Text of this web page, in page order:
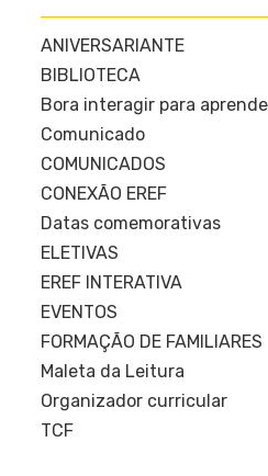
ANIVERSARIANTE
BIBLIOTECA
Bora interagir para
Comunicado
COMUNICADOS
CONEXÃO EREF
Datas comemorativas
ELETIVAS
EREF INTERATIVA
EVENTOS
FORMAÇÃO DE FAMILIARES
Maleta da Leitura
Organizador curricular
TCF